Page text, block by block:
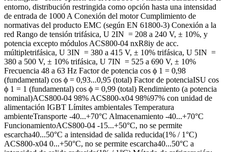
entorno, distribución restringida como opción hasta una intensidad
de entrada de 1000 A Conexión del motor Cumplimiento de
normativas del producto EMC (según EN 61800-3) Conexión a la
red Rango de tensión trifásica, U 2IN = 208 a 240 V, ± 10%, y
potencia excepto módulos ACS800-04 nxR8iy de acc.
múltipletrifásica, U 3IN = 380 a 415 V, ± 10% trifásica, U 5IN =
380 a 500 V, ± 10% trifásica, U 7IN = 525 a 690 V, ± 10%
Frecuencia 48 a 63 Hz Factor de potencia cos ϕ 1 = 0,98
(fundamental) cos ϕ = 0,93...0,95 (total) Factor de potenciaISU cos
ϕ 1 = 1 (fundamental) cos ϕ = 0,99 (total) Rendimiento (a potencia
nominal)ACS800-04 98% ACS800-x04 98%97% con unidad de
alimentación IGBT Límites ambientales Temperatura
ambienteTransporte -40...+70°C Almacenamiento -40...+70°C
FuncionamientoACS800-04 -15...+50°C, no se permite
escarcha40...50°C a intensidad de salida reducida(1% / 1°C)
ACS800-x04 0...+50°C, no se permite escarcha40...50°C a